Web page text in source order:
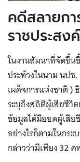
คดีสลายก
ราชประส
ในงานสัมนาที่จัดขึ้น
ประท้วงในนาม นป
เผด็จการแห่งชาติ )
ระบุถึงสถิติผู้เสียชีวิ
ข้อมูลได้มียอดผู้เสีย
อย่างไรก็ตามในกร
กล่าวว่ามีเพียง 32